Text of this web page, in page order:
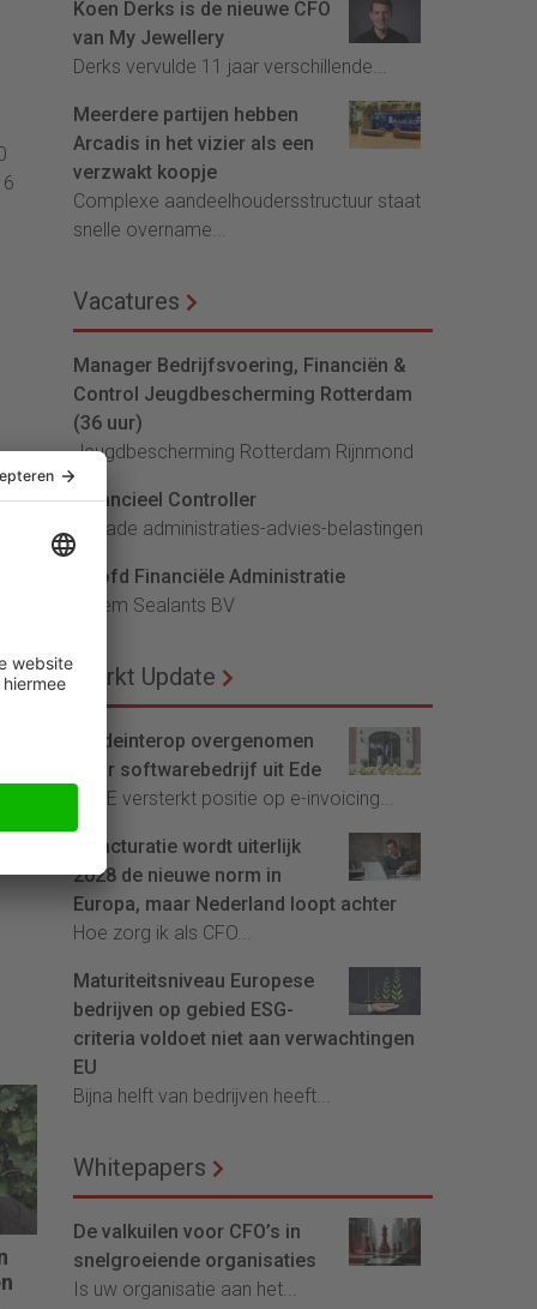
Koen Derks is de nieuwe CFO
van My Jewellery
Derks vervulde 11 jaar verschillende...
Meerdere partijen hebben
Arcadis in het vizier als een
verzwakt koopje
Complexe aandeelhoudersstructuur staat
snelle overname...
Vacatures
Manager Bedrijfsvoering, Financiën &
Control Jeugdbescherming Rotterdam
(36 uur)
Jeugdbescherming Rotterdam Rijnmond
Financieel Controller
lArcade administraties-advies-belastingen
Hoofd Financiële Administratie
Bloem Sealants BV
Markt Update
Tradeinterop overgenomen
door softwarebedrijf uit Ede
4CEE versterkt positie op e-invoicing...
E-facturatie wordt uiterlijk
2028 de nieuwe norm in
Europa, maar Nederland loopt achter
Hoe zorg ik als CFO...
Maturiteitsniveau Europese
bedrijven op gebied ESG-
criteria voldoet niet aan verwachtingen
EU
Bijna helft van bedrijven heeft...
Whitepapers
De valkuilen voor CFO’s in
snelgroeiende organisaties
Is uw organisatie aan het...